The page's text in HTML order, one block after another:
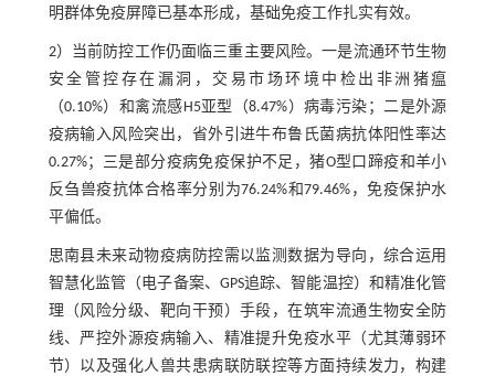
明群体免疫屏障已基本形成，基础免疫工作扎实有效。
2）当前防控工作仍面临三重主要风险。一是流通环节生物
安全管控存在漏洞，交易市场环境中检出非洲猪瘟
（0.10%）和禽流感H5亚型（8.47%）病毒污染；二是外源
疫病输入风险突出，省外引进牛布鲁氏菌病抗体阳性率达
0.27%；三是部分疫病免疫保护不足，猪O型口蹄疫和羊小
反刍兽疫抗体合格率分别为76.24%和79.46%，免疫保护水
平偏低。
思南县未来动物疫病防控需以监测数据为导向，综合运用
智慧化监管（电子备案、GPS追踪、智能温控）和精准化管
理（风险分级、靶向干预）手段，在筑牢流通生物安全防
线、严控外源疫病输入、精准提升免疫水平（尤其薄弱环
节）以及强化人兽共患病联防联控等方面持续发力，构建